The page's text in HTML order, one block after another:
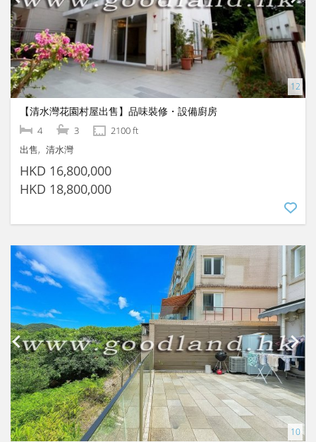
【清水灣花園村屋出售】品味裝修・設備廚房
4 3
2100 ft
出售
清水灣
HKD 16,800,000
HKD 18,800,000